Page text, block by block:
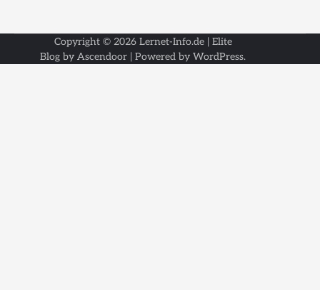
Copyright © 2026 Lernet-Info.de| Elite
Blog by Ascendoor | Powered by WordPress.